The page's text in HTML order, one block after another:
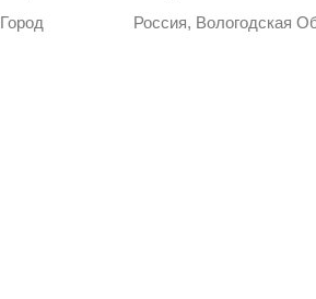
Город
Россия, Вологодская